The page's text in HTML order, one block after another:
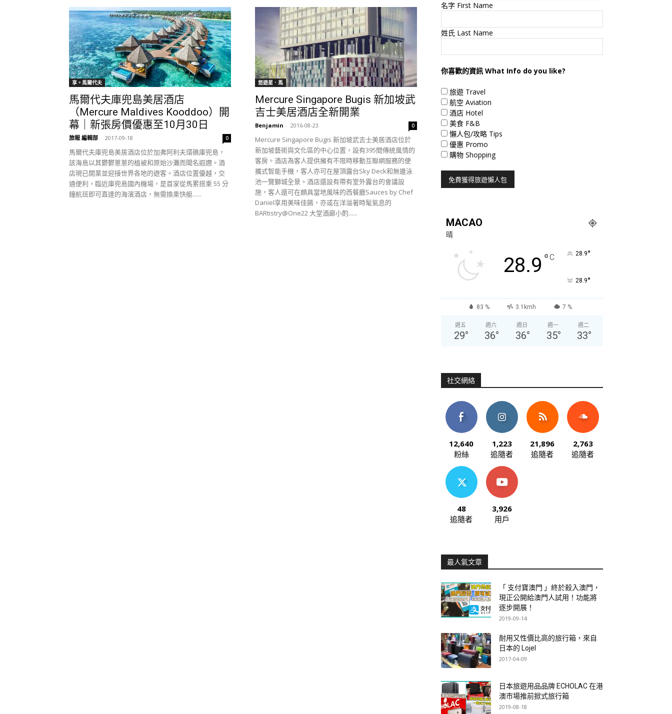
享。馬爾代夫
馬爾代夫庫兜島美居酒店
（Mercure Maldives Kooddoo）開
幕｜新張房價優惠至10月30日
旅報 編輯部 - 2017-09-18 0
馬爾代夫庫兜島美居酒店位於加弗阿利夫環礁庫兜島，
該海島以其鬱鬱蔥蔥的植被和原始沙灘而聞名遐邇。酒
店現已開業並迎接世界各地的遊客。酒店位置優越，交
通便利，臨近庫兜島國內機場，是首家從馬累搭乘 55 分
鐘航班即可直達的海濱酒店，無需換乘快艇......
悠遊星．馬
Mercure Singapore Bugis 新加坡武
吉士美居酒店全新開業
Benjamin - 2016-08-23 0
Mercure Singapore Bugis 新加坡武吉士美居酒店位於
新加坡藝術與文化區的中心位置，設有395間傳統風情的
客房。酒店為客人提供擁有不限時移動互聯網服務的便
攜式智能手機，客人亦可在屋頂露台Sky Deck和無邊泳
池一覽獅城全景。酒店還設有帶有室外露台的會議設
施，客人還可在頗具當地風味的西餐廳Sauces by Chef
Daniel享用美味佳餚，亦或在洋溢著時髦氣息的
BARtistry@One22 大堂酒廊小酌......
名字 First Name
姓氏 Last Name
你喜歡的資訊 What Info do you like?
旅遊 Travel
航空 Aviation
酒店 Hotel
美食 F&B
懶人包/攻略 Tips
優惠 Promo
購物 Shopping
MACAO
晴
28.9 °C 28.9°
28.9°
83 % 3.1kmh 7 %
週五
29°
週六
36°
週日
36°
週一
35°
週二
33°
社交網絡
12,640
粉絲
1,223
追隨者
21,896
追隨者
2,763
追隨者
48
追隨者
3,926
用戶
最人氣文章
「 支付寶澳門 」終於殺入澳門，
現正公開給澳門人試用！功能將
逐步開展！
2019-09-14
耐用又性價比高的旅行箱，來自
日本的 Lojel
2017-04-09
日本旅遊用品品牌 ECHOLAC 在港
澳市場推前掀式旅行箱
2019-08-18